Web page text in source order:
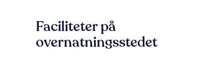
Faciliteter på
overnatningsstedet